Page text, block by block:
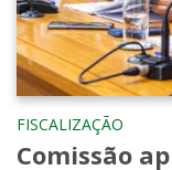
FISCALIZAÇÃO
Comissão